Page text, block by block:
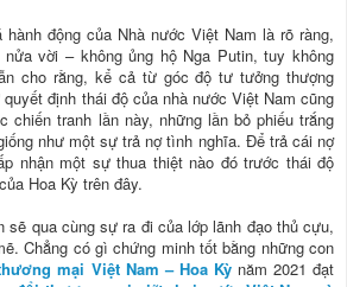
động của Nhà nước Việt Nam là rõ ràng,
vời – không ủng hộ Nga Putin, tuy không
cho rằng, kể cả từ góc độ tư tưởng thượng
định thái độ của nhà nước Việt Nam cũng
chiến tranh lần này, những lần bỏ phiếu trắng
như một sự trả nợ tình nghĩa. Để trả cái nợ
nhận một sự thua thiệt nào đó trước thái độ
Hoa Kỳ trên đây.
sẽ qua cùng sự ra đi của lớp lãnh đạo thủ cựu,
Chẳng có gì chứng minh tốt bằng những con
mại Việt Nam – Hoa Kỳnăm 2021 đạt